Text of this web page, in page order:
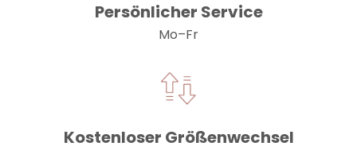
Persönlicher Service
Mo–Fr
Kostenloser Größenwechsel